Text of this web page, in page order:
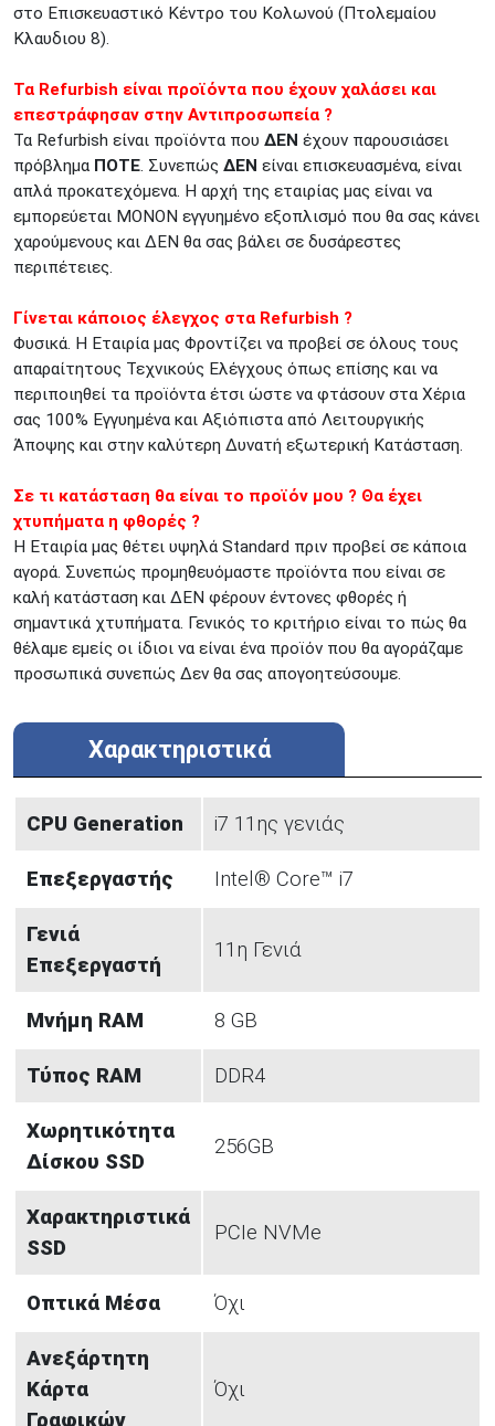
στο Επισκευαστικό Κέντρο του Κολωνού (Πτολεμαίου
Κλαυδιου 8).
Τα Refurbish είναι προϊόντα που έχουν χαλάσει και
επεστράφησαν στην Αντιπροσωπεία ?
Τα Refurbish είναι προϊόντα που ΔΕΝ έχουν παρουσιάσει
πρόβλημα ΠΟΤΕ. Συνεπώς ΔΕΝ είναι επισκευασμένα, είναι
απλά προκατεχόμενα. Η αρχή της εταιρίας μας είναι να
εμπορεύεται ΜΟΝΟΝ εγγυημένο εξοπλισμό που θα σας κάνει
χαρούμενους και ΔΕΝ θα σας βάλει σε δυσάρεστες
περιπέτειες.
Γίνεται κάποιος έλεγχος στα Refurbish ?
Φυσικά. Η Εταιρία μας Φροντίζει να προβεί σε όλους τους
απαραίτητους Τεχνικούς Ελέγχους όπως επίσης και να
περιποιηθεί τα προϊόντα έτσι ώστε να φτάσουν στα Χέρια
σας 100% Εγγυημένα και Αξιόπιστα από Λειτουργικής
Άποψης και στην καλύτερη Δυνατή εξωτερική Κατάσταση.
Σε τι κατάσταση θα είναι το προϊόν μου ? Θα έχει
χτυπήματα η φθορές ?
Η Εταιρία μας θέτει υψηλά Standard πριν προβεί σε κάποια
αγορά. Συνεπώς προμηθευόμαστε προϊόντα που είναι σε
καλή κατάσταση και ΔΕΝ φέρουν έντονες φθορές ή
σημαντικά χτυπήματα. Γενικός το κριτήριο είναι το πώς θα
θέλαμε εμείς οι ίδιοι να είναι ένα προϊόν που θα αγοράζαμε
προσωπικά συνεπώς Δεν θα σας απογοητεύσουμε.
Χαρακτηριστικά
CPU Generation i7 11ης γενιάς
Επεξεργαστής Intel® Core™ i7
Γενιά
Επεξεργαστή
11η Γενιά
Μνήμη RAM 8 GB
Τύπος RAM DDR4
Χωρητικότητα
Δίσκου SSD
256GB
Χαρακτηριστικά
SSD
PCIe NVMe
Οπτικά Μέσα Όχι
Ανεξάρτητη
Κάρτα
Γραφικών
Όχι